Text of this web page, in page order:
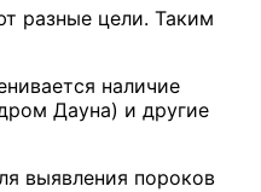
разные цели. Таким
наличие
Дауна) и другие
выявления пороков